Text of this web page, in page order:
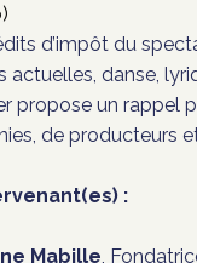
d’impôt du
actuelles, danse,
propose un rappel
de producteurs
:
Mabille ,